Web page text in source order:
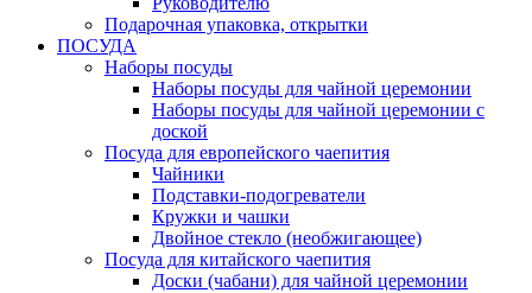
Подарочная упаковка, открытки
ПОСУДА
Наборы посуды
Наборы посуды для чайной церемонии
Наборы посуды для чайной церемонии с
доской
Посуда для европейского чаепития
Чайники
Подставки-подогреватели
Кружки и чашки
Двойное стекло (необжигающее)
Посуда для китайского чаепития
Доски (чабани) для чайной церемонии